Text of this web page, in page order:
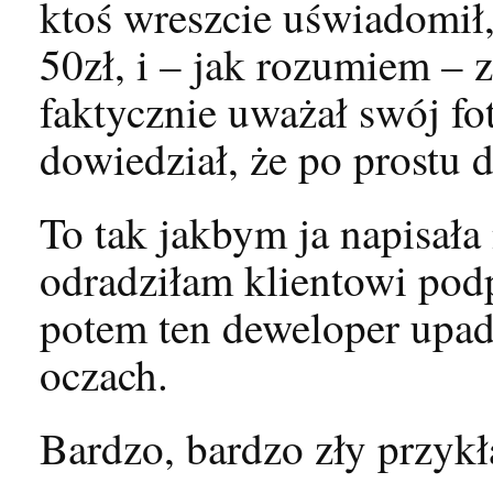
ktoś wreszcie
50zł, i – jak rozumiem –
faktycznie uważał swój
dowiedział, że po prostu
To tak jakbym ja
odradziłam klientowi
potem ten deweloper
oczach.
Bardzo, bardzo zły